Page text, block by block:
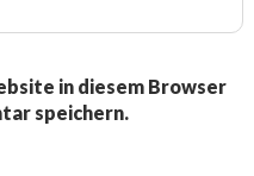
in diesem Browser
speichern.